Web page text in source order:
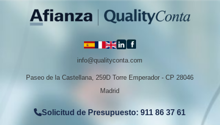
info@qualityconta.com
Paseo de la Castellana, 259D Torre Emperador - CP 28046
Madrid
Solicitud de Presupuesto: 911 86 37 61